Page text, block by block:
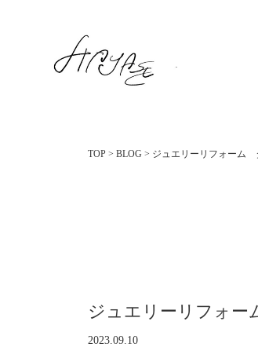
TOP > BLOG > ジュエリーリフォーム
ジュエリーリフォ
2023.09.10